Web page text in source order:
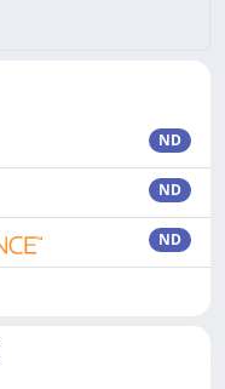
ND
ND
ND